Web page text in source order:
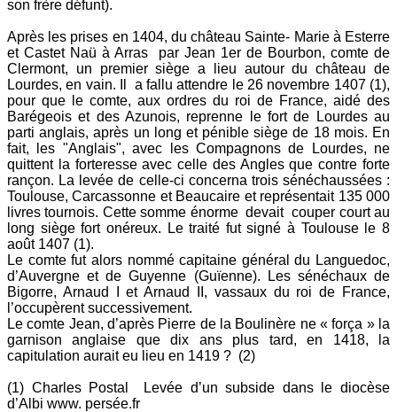
son frère défunt).
Après les prises en 1404, du château Sainte- Marie à Esterre
et Castet Naü à Arras par Jean 1er de Bourbon, comte de
Clermont, un premier siège a lieu autour du château de
Lourdes, en vain. Il a fallu attendre le 26 novembre 1407 (1),
pour que le comte, aux ordres du roi de France, aidé des
Barégeois et des Azunois, reprenne le fort de Lourdes au
parti anglais, après un long et pénible siège de 18 mois. En
fait, les "Anglais", avec les Compagnons de Lourdes, ne
quittent la forteresse avec celle des Angles que contre forte
rançon. La levée de celle-ci concerna trois sénéchaussées :
Toulouse, Carcassonne et Beaucaire et représentait 135 000
livres tournois. Cette somme énorme devait couper court au
long siège fort onéreux. Le traité fut signé à Toulouse le 8
août 1407 (1).
Le comte fut alors nommé capitaine général du Languedoc,
d’Auvergne et de Guyenne (Guïenne). Les sénéchaux de
Bigorre, Arnaud I et Arnaud II, vassaux du roi de France,
l’occupèrent successivement.
Le comte Jean, d’après Pierre de la Boulinère ne « força » la
garnison anglaise que dix ans plus tard, en 1418, la
capitulation aurait eu lieu en 1419 ? (2)
(1) Charles Postal Levée d’un subside dans le diocèse
d’Albi www. persée.fr